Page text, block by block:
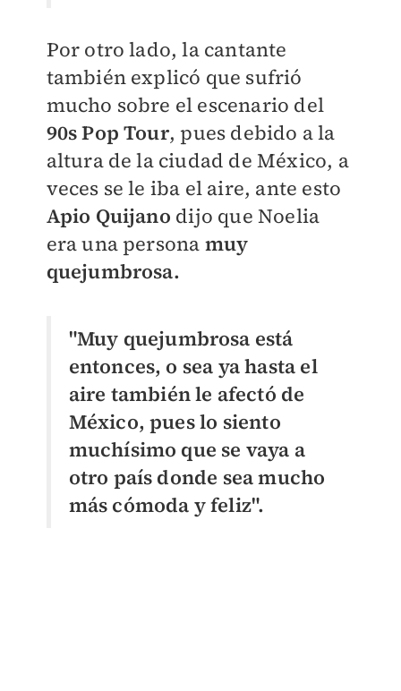
Por otro lado, la cantante
también explicó que sufrió
mucho sobre el escenario del
90s Pop Tour, pues debido a la
altura de la ciudad de México, a
veces se le iba el aire, ante esto
Apio Quijano dijo que Noelia
era una persona muy
quejumbrosa.
"Muy quejumbrosa está
entonces, o sea ya hasta el
aire también le afectó de
México, pues lo siento
muchísimo que se vaya a
otro país donde sea mucho
más cómoda y feliz".